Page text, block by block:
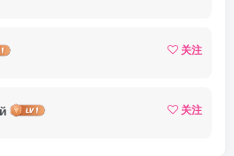
关注
关注